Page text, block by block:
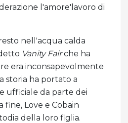
l'amore'lavoro di
nell'acqua calda
Vanity Fairche ha
era inconsapevolmente
storia ha portato a
ufficiale da parte dei
fine, Love e Cobain
della loro figlia.